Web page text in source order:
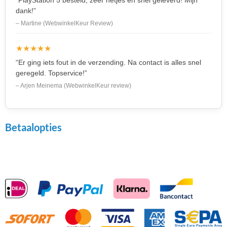
dank!”
– Martine (WebwinkelKeur Review)
★★★★★
“Er ging iets fout in de verzending. Na contact is alles snel
geregeld. Topservice!”
– Arjen Meinema (WebwinkelKeur review)
Betaalopties